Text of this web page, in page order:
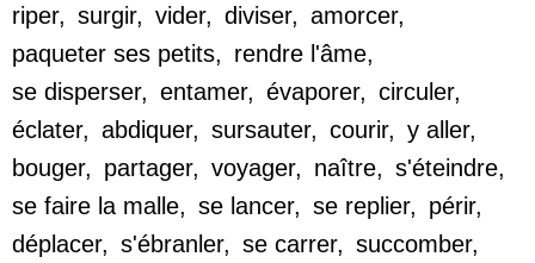
riper, surgir, vider, diviser, amorcer,
paqueter ses petits, rendre l'âme,
se disperser, entamer, évaporer, circuler,
éclater, abdiquer, sursauter, courir, y aller,
bouger, partager, voyager, naître, s'éteindre,
se faire la malle, se lancer, se replier, périr,
déplacer, s'ébranler, se carrer, succomber,